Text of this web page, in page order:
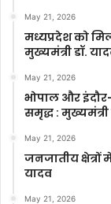
May 21, 2026
मध्यप्रदेश को
मुख्यमंत्री डॉ.
May 21, 2026
भोपाल और
समृद्ध : मुख्यमंत्री
May 21, 2026
जनजातीय क्षेत्रों
यादव
May 21, 2026